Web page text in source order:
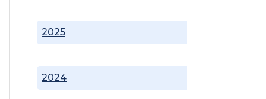
2024
2025